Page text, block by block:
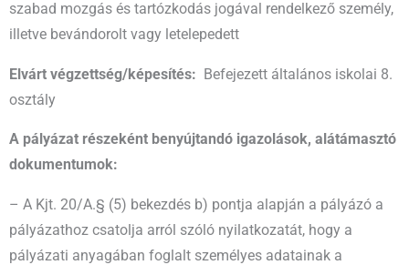
szabad mozgás és tartózkodás jogával rendelkező személy,
illetve bevándorolt vagy letelepedett
Elvárt végzettség/képesítés:
Befejezett általános iskolai 8.
osztály
A pályázat részeként benyújtandó igazolások, alátámasztó
dokumentumok:
– A Kjt. 20/A.§ (5) bekezdés b) pontja alapján a pályázó a
pályázathoz csatolja arról szóló nyilatkozatát, hogy a
pályázati anyagában foglalt személyes adatainak a